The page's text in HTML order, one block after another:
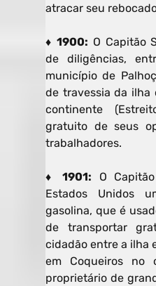
atracar seu
♦ 1900: O Capitão
de diligências,
município de
de travessia da ilha
continente
gratuito de seus
trabalhadores.
♦ 1901: O
Estados Unidos
gasolina, que é
de transportar
cidadão entre a ilha
em Coqueiros no
proprietário de